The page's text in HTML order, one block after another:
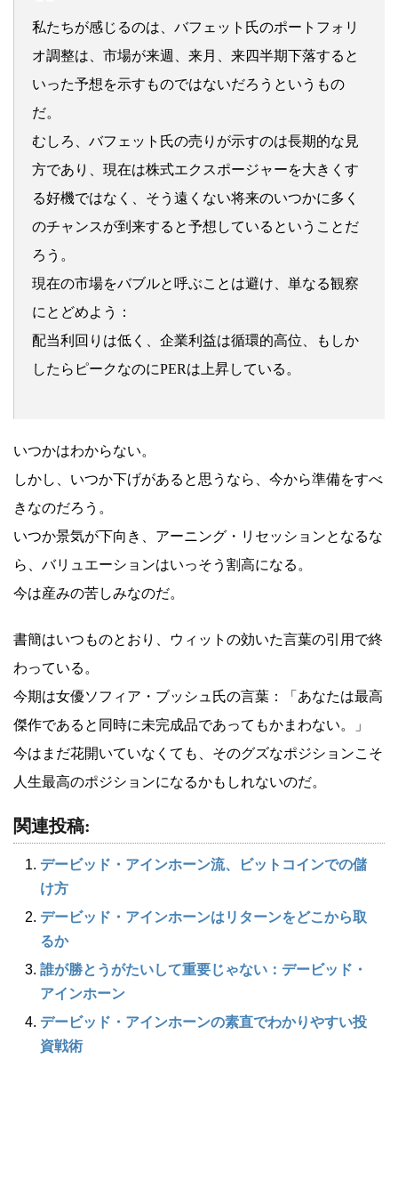
私たちが感じるのは、バフェット氏のポートフォリ
オ調整は、市場が来週、来月、来四半期下落すると
いった予想を示すものではないだろうというもの
だ。
むしろ、バフェット氏の売りが示すのは長期的な見
方であり、現在は株式エクスポージャーを大きくす
る好機ではなく、そう遠くない将来のいつかに多く
のチャンスが到来すると予想しているということだ
ろう。
現在の市場をバブルと呼ぶことは避け、単なる観察
にとどめよう：
配当利回りは低く、企業利益は循環的高位、もしか
したらピークなのにPERは上昇している。
いつかはわからない。
しかし、いつか下げがあると思うなら、今から準備をすべ
きなのだろう。
いつか景気が下向き、アーニング・リセッションとなるな
ら、バリュエーションはいっそう割高になる。
今は産みの苦しみなのだ。
書簡はいつものとおり、ウィットの効いた言葉の引用で終
わっている。
今期は女優ソフィア・ブッシュ氏の言葉：「あなたは最高
傑作であると同時に未完成品であってもかまわない。」
今はまだ花開いていなくても、そのグズなポジションこそ
人生最高のポジションになるかもしれないのだ。
関連投稿:
デービッド・アインホーン流、ビットコインでの儲
け方
デービッド・アインホーンはリターンをどこから取
るか
誰が勝とうがたいして重要じゃない：デービッド・
アインホーン
デービッド・アインホーンの素直でわかりやすい投
資戦術